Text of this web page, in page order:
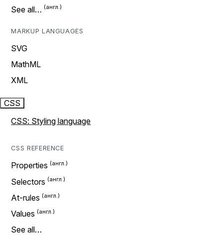
See all…
MARKUP LANGUAGES
SVG
MathML
XML
CSS
CSS: Styling language
CSS REFERENCE
Properties
Selectors
At-rules
Values
See all…